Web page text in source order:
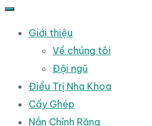
Giới thiệu
Về chúng tôi
Đội ngũ
Điều Trị Nha Khoa
Cấy Ghép
Nắn Chỉnh Răng